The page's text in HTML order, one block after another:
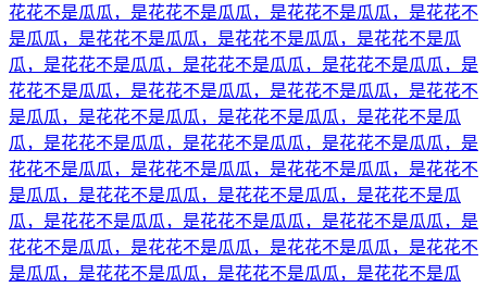
花花不是瓜瓜，是花花不是瓜瓜，是花花不是瓜瓜，是花花不
是瓜瓜，是花花不是瓜瓜，是花花不是瓜瓜，是花花不是瓜
瓜，是花花不是瓜瓜，是花花不是瓜瓜，是花花不是瓜瓜，是
花花不是瓜瓜，是花花不是瓜瓜，是花花不是瓜瓜，是花花不
是瓜瓜，是花花不是瓜瓜，是花花不是瓜瓜，是花花不是瓜
瓜，是花花不是瓜瓜，是花花不是瓜瓜，是花花不是瓜瓜，是
花花不是瓜瓜，是花花不是瓜瓜，是花花不是瓜瓜，是花花不
是瓜瓜，是花花不是瓜瓜，是花花不是瓜瓜，是花花不是瓜
瓜，是花花不是瓜瓜，是花花不是瓜瓜，是花花不是瓜瓜，是
花花不是瓜瓜，是花花不是瓜瓜，是花花不是瓜瓜，是花花不
是瓜瓜，是花花不是瓜瓜，是花花不是瓜瓜，是花花不是瓜